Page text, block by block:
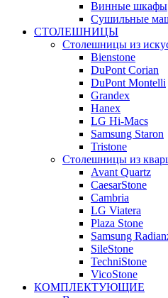
Винные шкафы
Сушильные
СТОЛЕШНИЦЫ
Столешницы из
Bienstone
DuPont Corian
DuPont Montelli
Grandex
Hanex
LG Hi-Macs
Samsung Staron
Tristone
Столешницы из
Avant Quartz
CaesarStone
Cambria
LG Viatera
Plaza Stone
Samsung
SileStone
TechniStone
VicoStone
КОМПЛЕКТУЮЩИЕ